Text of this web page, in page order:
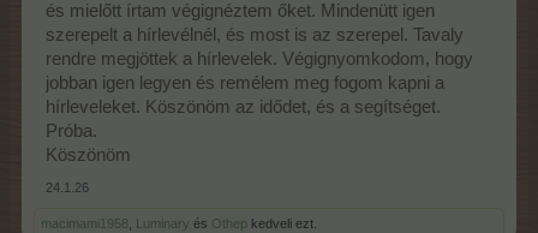
és mielőtt írtam végignéztem őket. Mindenütt igen
szerepelt a hírlevélnél, és most is az szerepel. Tavaly
rendre megjöttek a hírlevelek. Végignyomkodom, hogy
jobban igen legyen és remélem meg fogom kapni a
hírleveleket. Köszönöm az idődet, és a segítséget.
Próba.
Köszönöm
24.1.26
macimami1958, Luminary és Othep kedveli ezt.